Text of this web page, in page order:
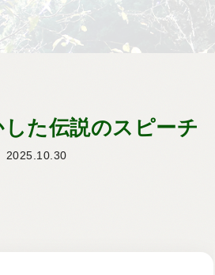
た伝説のスピーチ
2025.10.30